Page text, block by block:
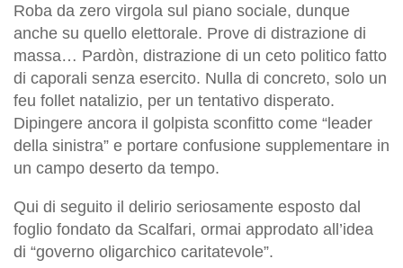
Roba da zero virgola sul piano sociale, dunque
anche su quello elettorale. Prove di distrazione di
massa… Pardòn, distrazione di un ceto politico fatto
di caporali senza esercito. Nulla di concreto, solo un
feu follet natalizio, per un tentativo disperato.
Dipingere ancora il golpista sconfitto come “leader
della sinistra” e portare confusione supplementare in
un campo deserto da tempo.
Qui di seguito il delirio seriosamente esposto dal
foglio fondato da Scalfari, ormai approdato all’idea
di “governo oligarchico caritatevole”.